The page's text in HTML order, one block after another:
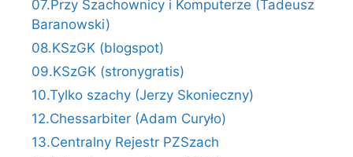
07.Przy Szachownicy i Komputerze (Tadeusz
Baranowski)
08.KSzGK (blogspot)
09.KSzGK (stronygratis)
10.Tylko szachy (Jerzy Skonieczny)
12.Chessarbiter (Adam Curyło)
13.Centralny Rejestr PZSzach